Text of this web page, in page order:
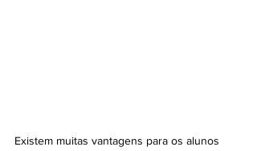
Existem muitas vantagens para os alunos